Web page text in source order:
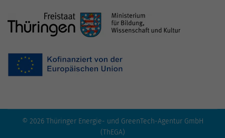
© 2026 Thüringer Energie- und GreenTech-Agentur GmbH
(ThEGA)